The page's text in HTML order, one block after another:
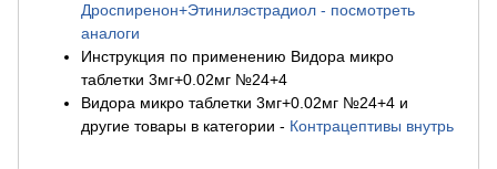
Дроспиренон+Этинилэстрадиол - посмотреть
аналоги
Инструкция по применению Видора микро
таблетки 3мг+0.02мг №24+4
Видора микро таблетки 3мг+0.02мг №24+4 и
другие товары в категории - Контрацептивы внутрь